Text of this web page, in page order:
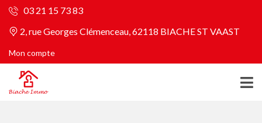
03 21 15 73 83
2, rue Georges Clémenceau, 62118 BIACHE ST VAAST
Mon compte